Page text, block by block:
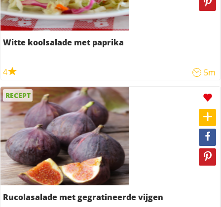
Witte koolsalade met paprika
4 5m
RECEPT
Rucolasalade met gegratineerde vijgen